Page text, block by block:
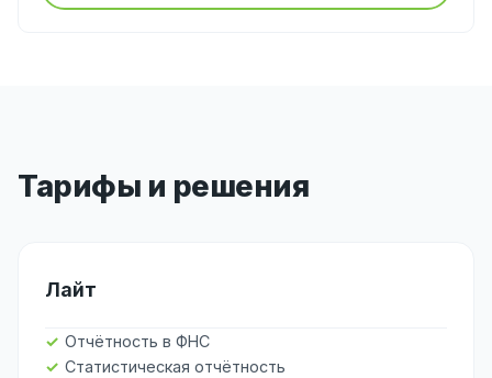
Тарифы и решения
Лайт
Отчётность в ФНС
Статистическая отчётность